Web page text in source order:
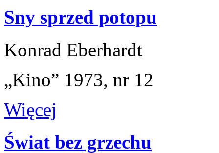
Sny sprzed potopu
Konrad Eberhardt
„Kino” 1973, nr 12
Więcej
Świat bez grzechu